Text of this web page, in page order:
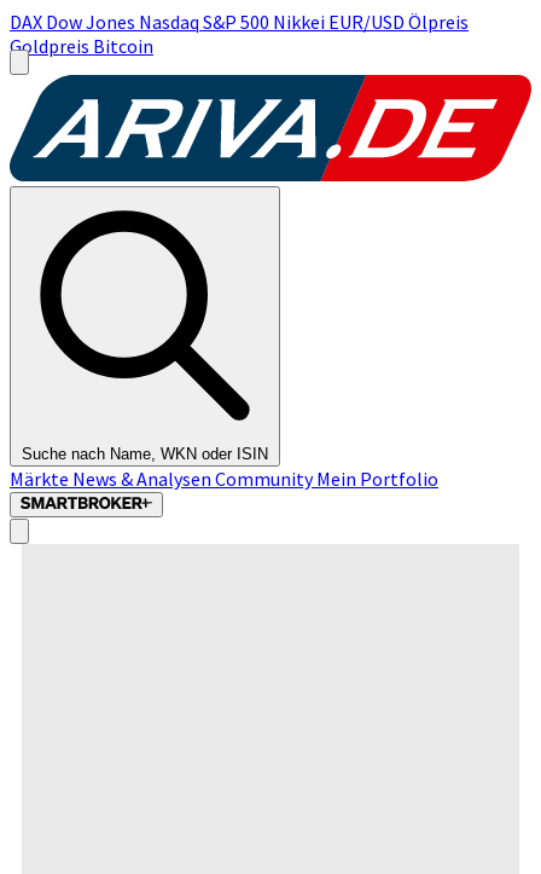
DAX Dow Jones Nasdaq S&P 500 Nikkei EUR/USD Ölpreis
Goldpreis Bitcoin
Suche nach Name, WKN oder ISIN
Märkte News & Analysen CommunityMein Portfolio